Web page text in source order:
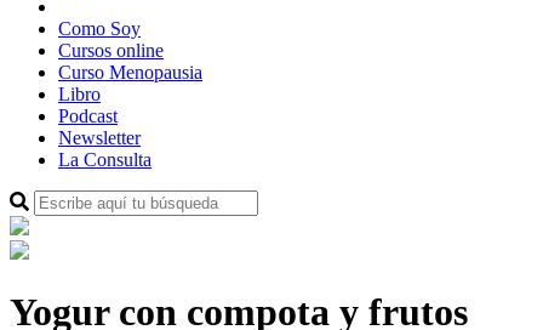
Como Soy
Cursos online
Curso Menopausia
Libro
Podcast
Newsletter
La Consulta
Yogur con compota y frutos